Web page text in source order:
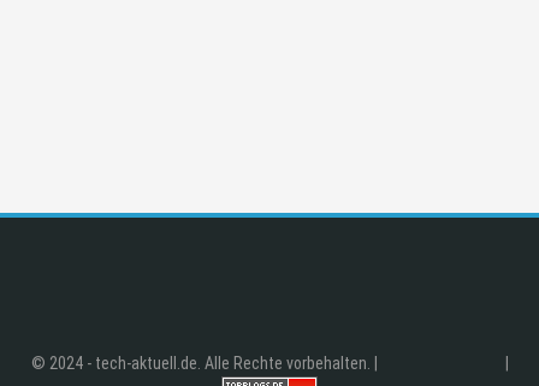
© 2024 - tech-aktuell.de. Alle Rechte vorbehalten. |